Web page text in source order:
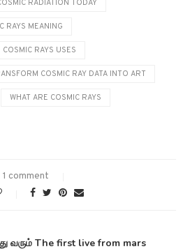
RADIATION TODAY
RAYS MEANING
COSMIC RAYS USES
COSMIC RAY DATA INTO ART
WHAT ARE COSMIC RAYS
1 comment
வரும் The first live from mars